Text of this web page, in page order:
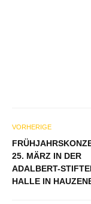
VORHERIGE
25. MÄRZ IN DER
ADALBERT-
HALLE IN